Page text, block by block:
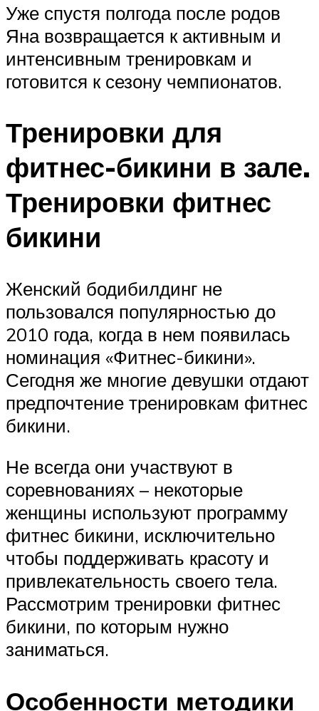
Уже спустя полгода после родов
Яна возвращается к активным и
интенсивным тренировкам и
готовится к сезону чемпионатов.
Тренировки для
фитнес-бикини в зале.
Тренировки фитнес
бикини
Женский бодибилдинг не
пользовался популярностью до
2010 года, когда в нем появилась
номинация «Фитнес-бикини».
Сегодня же многие девушки отдают
предпочтение тренировкам фитнес
бикини.
Не всегда они участвуют в
соревнованиях – некоторые
женщины используют программу
фитнес бикини, исключительно
чтобы поддерживать красоту и
привлекательность своего тела.
Рассмотрим тренировки фитнес
бикини, по которым нужно
заниматься.
Особенности методики